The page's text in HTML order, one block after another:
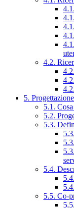
4.2.
5.
5.1.
5.2.
5.3.
5.4.
5.5. Co-